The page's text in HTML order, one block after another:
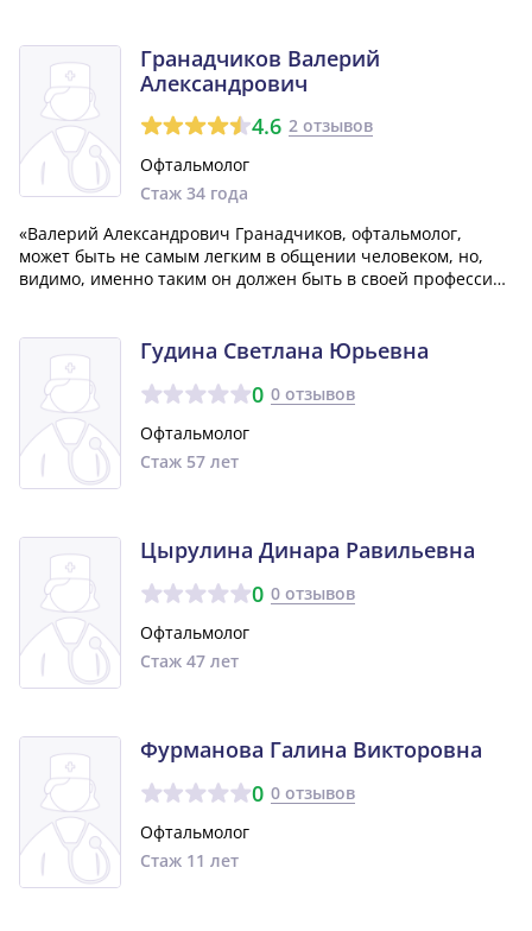
действительно врач с большой буквы...»
Гранадчиков Валерий
Александрович
4.6 2 отзывов
Офтальмолог
Стаж 34 года
«Валерий Александрович Гранадчиков, офтальмолог,
может быть не самым легким в общении человеком, но,
видимо, именно таким он должен быть в своей профессии.
выразить ему огромную благо...»
Гудина Светлана Юрьевна
0 0 отзывов
Офтальмолог
Стаж 57 лет
Цырулина Динара Равильевна
0 0 отзывов
Офтальмолог
Стаж 47 лет
Фурманова Галина Викторовна
0 0 отзывов
Офтальмолог
Стаж 11 лет